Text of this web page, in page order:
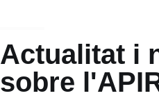
Actualitat i
sobre